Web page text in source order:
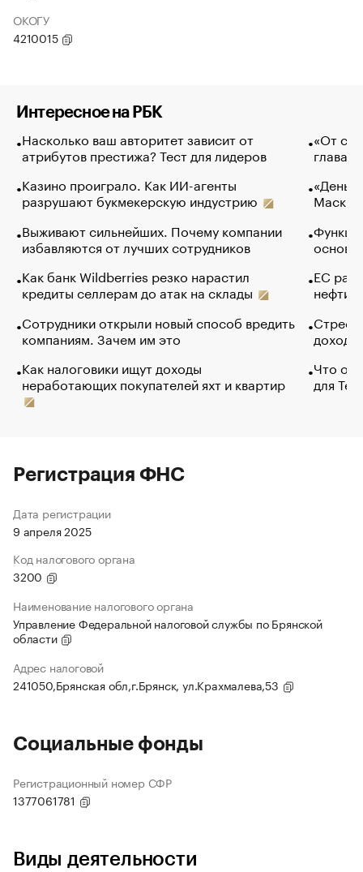
ОКОГУ
4210015
Интересное на РБК
Насколько ваш авторитет зависит от
атрибутов престижа? Тест для лидеров
Казино проиграло. Как ИИ-агенты
разрушают букмекерскую индустрию
Выживают сильнейших. Почему компании
избавляются от лучших сотрудников
Как банк Wildberries резко нарастил
кредиты селлерам до атак на склады
Сотрудники открыли новый способ вредить
компаниям. Зачем им это
Как налоговики ищут доходы
неработающих покупателей яхт и квартир
«От
глава
Маск в
основ
ЕС
нефти
Что
для
Регистрация ФНС
Дата регистрации
9 апреля 2025
Код налогового органа
3200
Наименование налогового органа
Управление Федеральной налоговой службы по Брянской
области
Адрес налоговой
241050,Брянская обл,г.Брянск, ул.Крахмалева,53
Социальные фонды
Регистрационный номер СФР
1377061781
Виды деятельности